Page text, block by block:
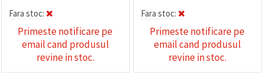
Fara stoc:
Primeste notificare pe
email cand produsul
revine in stoc.
Fara stoc:
Primeste notificare pe
email cand produsul
revine in stoc.